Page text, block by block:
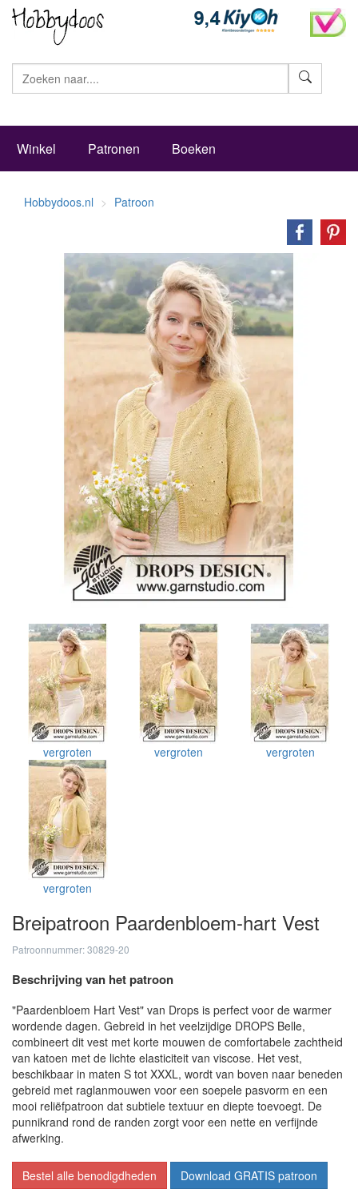
Winkel Patronen Boeken
Hobbydoos.nl Patroon
vergroten vergroten vergroten
vergroten
Breipatroon Paardenbloem-hart Vest
Patroonnummer: 30829-20
Beschrijving van het patroon
"Paardenbloem Hart Vest" van Drops is perfect voor de warmer
wordende dagen. Gebreid in het veelzijdige DROPS Belle,
combineert dit vest met korte mouwen de comfortabele zachtheid
van katoen met de lichte elasticiteit van viscose. Het vest,
beschikbaar in maten S tot XXXL, wordt van boven naar beneden
gebreid met raglanmouwen voor een soepele pasvorm en een
mooi reliëfpatroon dat subtiele textuur en diepte toevoegt. De
punnikrand rond de randen zorgt voor een nette en verfijnde
afwerking.
Bestel alle benodigdheden Download GRATIS patroon